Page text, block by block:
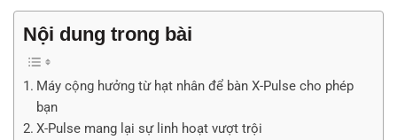
Nội dung trong bài
Máy cộng hưởng từ hạt nhân để bàn X-Pulse cho phép
bạn
X-Pulse mang lại sự linh hoạt vượt trội